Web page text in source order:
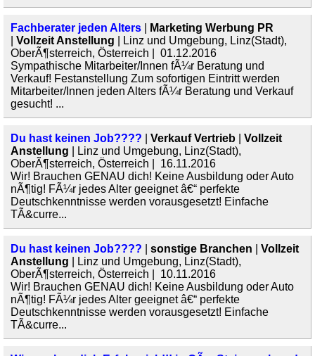
Fachberater jeden Alters
Marketing Werbung PR
Vollzeit Anstellung | Linz und Umgebung, Linz(Stadt),
OberÃ¶sterreich, Österreich | 01.12.2016
Sympathische Mitarbeiter/Innen fÃ¼r Beratung und
Verkauf! Festanstellung Zum sofortigen Eintritt werden
Mitarbeiter/Innen jeden Alters fÃ¼r Beratung und Verkauf
gesucht! ...
Du hast keinen Job???? Verkauf Vertrieb
Vollzeit
Anstellung | Linz und Umgebung, Linz(Stadt),
OberÃ¶sterreich, Österreich | 16.11.2016
Wir! Brauchen GENAU dich! Keine Ausbildung oder Auto
nÃ¶tig! FÃ¼r jedes Alter geeignet â€“ perfekte
Deutschkenntnisse werden vorausgesetzt! Einfache
TÃ&curre...
Du hast keinen Job???? sonstige Branchen
Vollzeit
Anstellung | Linz und Umgebung, Linz(Stadt),
OberÃ¶sterreich, Österreich | 10.11.2016
Wir! Brauchen GENAU dich! Keine Ausbildung oder Auto
nÃ¶tig! FÃ¼r jedes Alter geeignet â€“ perfekte
Deutschkenntnisse werden vorausgesetzt! Einfache
TÃ&curre...